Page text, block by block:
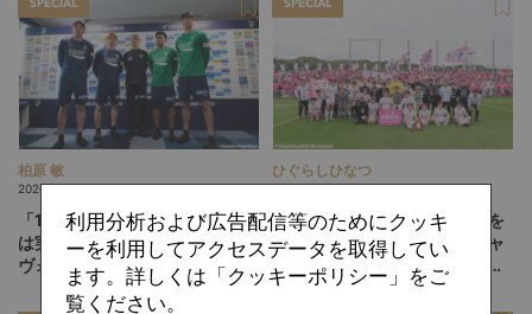
SPECIAL
柏原 敏
2026.08.06
「13人、14人」のフットボール
は実現するか。吉本監督の徳島
ヴォルティスが描く“新章”
SPECIAL
ひぐらしひなつ
2026.08.05
「みんなのセカンドクラブ」を
目指して。躍進するテゲバジャ
ーロ宮崎が示す「クラブを育て
る」という価値観
利用分析および広告配信等のためにクッキ
ーを利用してアクセスデータを取得してい
ます。詳しくは「クッキーポリシー」をご
覧ください。